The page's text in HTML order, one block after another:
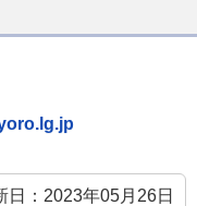
日：2023年05月26日